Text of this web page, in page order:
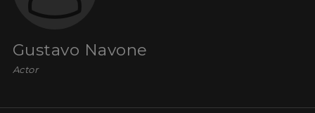
Gustavo Navone
Actor